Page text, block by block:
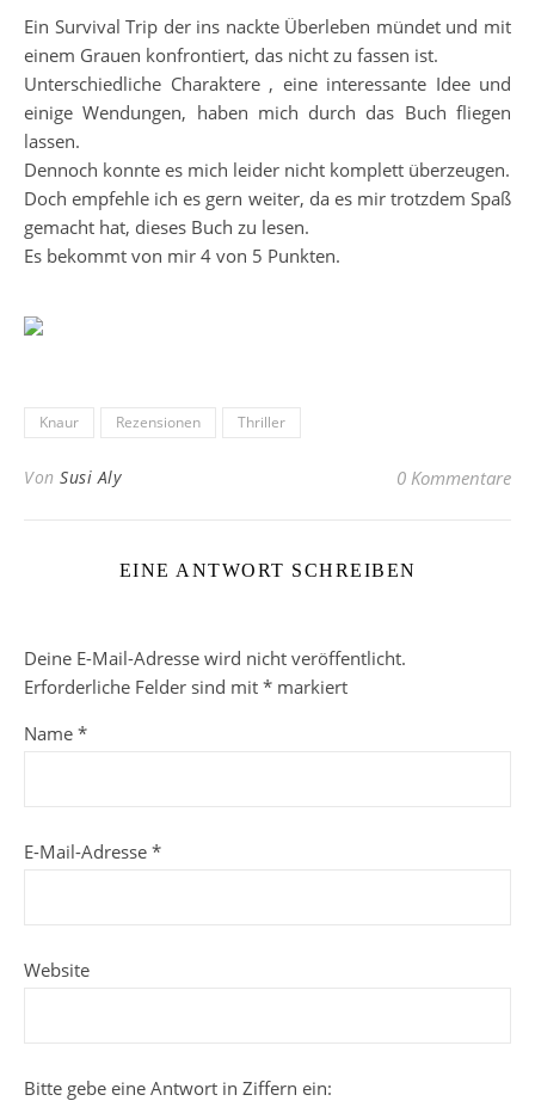
Ein Survival Trip der ins nackte Überleben mündet und mit
einem Grauen konfrontiert, das nicht zu fassen ist.
Unterschiedliche Charaktere , eine interessante Idee und
einige Wendungen, haben mich durch das Buch fliegen
lassen.
Dennoch konnte es mich leider nicht komplett überzeugen.
Doch empfehle ich es gern weiter, da es mir trotzdem Spaß
gemacht hat, dieses Buch zu lesen.
Es bekommt von mir 4 von 5 Punkten.
Knaur Rezensionen Thriller
Von Susi Aly 0 Kommentare
EINE ANTWORT SCHREIBEN
Deine E-Mail-Adresse wird nicht veröffentlicht.
Erforderliche Felder sind mit * markiert
Name *
E-Mail-Adresse *
Website
Bitte gebe eine Antwort in Ziffern ein: